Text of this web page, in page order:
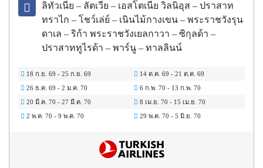
ลิทัวเนีย – ลัตเวีย – เอสโตเนีย วิลนิอุส – ปราสาท
ทราไก – โชว์เล่ย์ – เนินไม้กางเขน – พระราชวังรุน
ดาเล – ริก้า พระราชวังเยลกาวา – ซิกุลด้า –
ปราสาททูไรด้า – พาร์นู – ทาลลินน์
18 ก.ย. 69 - 25 ก.ย. 69 14 ต.ค. 69 - 21 ต.ค. 69
26 ธ.ค. 69 - 2 ม.ค. 70 6 ก.พ. 70 - 13 ก.พ. 70
20 มี.ค. 70 - 27 มี.ค. 70 8 เม.ย. 70 - 15 เม.ย. 70
2 พ.ค. 70 - 9 พ.ค. 70 29 พ.ค. 70 - 5 มิ.ย. 70